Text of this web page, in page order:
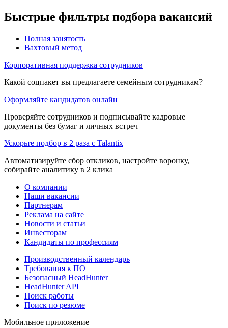
Быстрые фильтры подбора вакансий
Полная занятость
Вахтовый метод
Корпоративная поддержка сотрудников
Какой соцпакет вы предлагаете семейным сотрудникам?
Оформляйте кандидатов онлайн
Проверяйте сотрудников и подписывайте кадровые
документы без бумаг и личных встреч
Ускорьте подбор в 2 раза с Talantix
Автоматизируйте сбор откликов, настройте воронку,
собирайте аналитику в 2 клика
О компании
Наши вакансии
Партнерам
Реклама на сайте
Новости и статьи
Инвесторам
Кандидаты по профессиям
Производственный календарь
Требования к ПО
Безопасный HeadHunter
HeadHunter API
Поиск работы
Поиск по резюме
Мобильное приложение